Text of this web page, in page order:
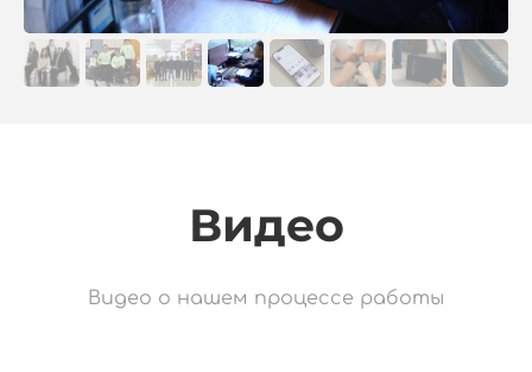
Видео
Видео о нашем процессе работы